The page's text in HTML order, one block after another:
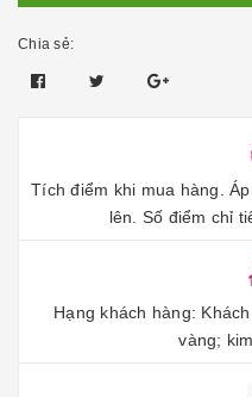
Chia sẻ:
Tích điểm khi mua hàng.
lên. Số điểm chỉ
Hạng khách hàng:
vàng;